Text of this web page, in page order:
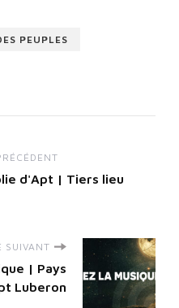
PEUPLES
d'Apt | Tiers lieu
SUIVANT
| Pays
Luberon